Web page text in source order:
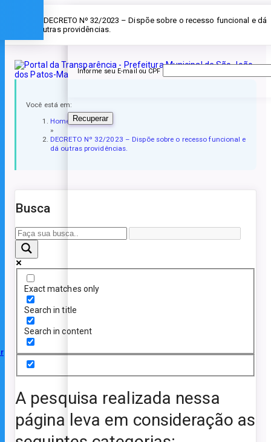
» DECRETO Nº 32/2023 – Dispõe sobre o recesso funcional e dá
outras providências.
Você está em:
Home
»
DECRETO Nº 32/2023 – Dispõe sobre o recesso funcional e
dá outras providências.
Busca
Exact matches only
Search in title
Search in content
A pesquisa realizada nessa
página leva em consideração as
Informe seu E-mail ou CPF
Recuperar